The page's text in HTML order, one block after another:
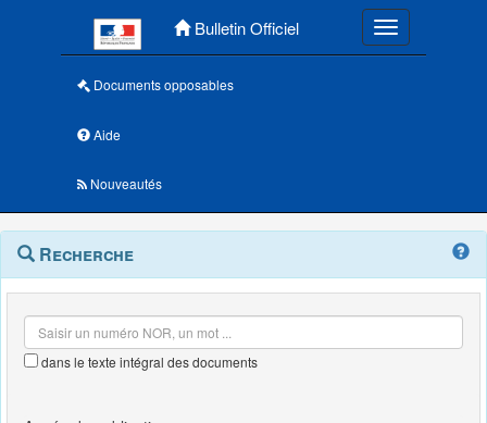
Bulletin Officiel Toggle
Documents opposables
Aide
Nouveautés
Navigation
outils
Menu
contextuel
Recherche
dans le texte intégral des documents